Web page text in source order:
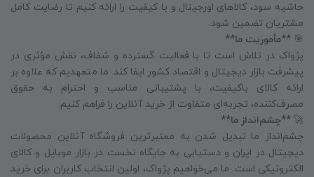
حاشیه سود، کالاهای اورجینال و با کیفیت را ارائه کنیم تا رضایت کامل
مشتریان تضمین شود.
🎯 **مأموریت ما**
پژواک در تلاش است تا با فعالیت گسترده و شفاف، نقش مؤثری در
پیشرفت بازار دیجیتال و اقتصاد کشور ایفا کند. ما متعهدیم که علاوه بر
ارائه کالای باکیفیت، با پشتیبانی مناسب و احترام به حقوق
مصرف‌کننده، تجربه‌ای متفاوت از خرید آنلاین را فراهم کنیم.
🚀 **چشم‌انداز ما**
چشم‌انداز ما تبدیل شدن به معتبرترین فروشگاه آنلاین محصولات
دیجیتال در ایران و دستیابی به جایگاه نخست در بازار موبایل و کالای
الکترونیکی است. ما می‌خواهیم پژواک، اولین انتخاب کاربران برای خرید